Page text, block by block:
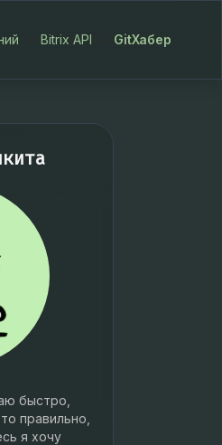
Bitrix API GitХабер
быстро,
правильно,
я хочу